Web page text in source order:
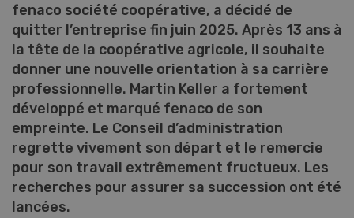
fenaco société coopérative, a décidé de
quitter l’entreprise fin juin 2025. Après 13 ans à
la tête de la coopérative agricole, il souhaite
donner une nouvelle orientation à sa carrière
professionnelle. Martin Keller a fortement
développé et marqué fenaco de son
empreinte. Le Conseil d’administration
regrette vivement son départ et le remercie
pour son travail extrêmement fructueux. Les
recherches pour assurer sa succession ont été
lancées.